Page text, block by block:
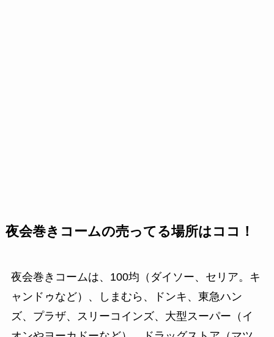
夜会巻きコームの売ってる場所はココ！
夜会巻きコームは、100均（ダイソー、セリア。キ
ャンドゥなど）、しまむら、ドンキ、東急ハン
ズ、プラザ、スリーコインズ、大型スーパー（イ